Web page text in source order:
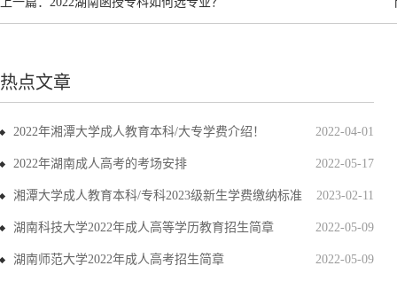
热点文章
2022-04-01
2022年湘潭大学成人教育本科/大专学费介绍！
2022-05-17
2022年湖南成人高考的考场安排
2023-02-11
湘潭大学成人教育本科/专科2023级新生学费缴纳标准
2022-05-09
湖南科技大学2022年成人高等学历教育招生简章
2022-05-09
湖南师范大学2022年成人高考招生简章